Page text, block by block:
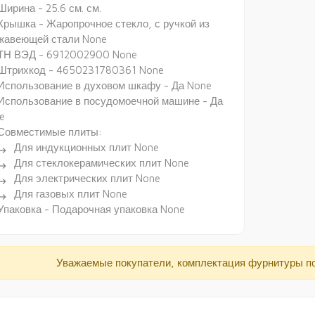
- 25.6 см. см.
- Жаропрочное стекло, с ручкой из
стали None
ВЭД - 6912002900 None
- 4650231780361 None
в духовом шкафу - Да None
в посудомоечной машине - Да
плиты:
Для индукционных плит None
Для стеклокерамических плит None
Для электрических плит None
Для газовых плит None
- Подарочная упаковка None
Уважаемые покупатели, комплектация фурнитуры